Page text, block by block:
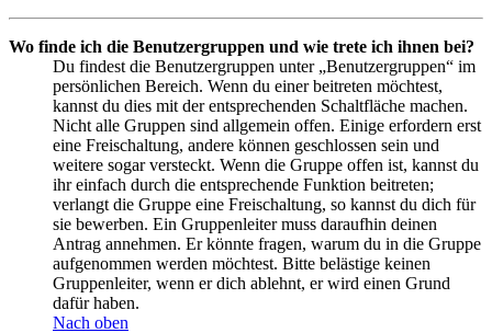
Wo finde ich die Benutzergruppen und wie trete ich ihnen bei?
Du findest die Benutzergruppen unter „Benutzergruppen“ im
persönlichen Bereich. Wenn du einer beitreten möchtest,
kannst du dies mit der entsprechenden Schaltfläche machen.
Nicht alle Gruppen sind allgemein offen. Einige erfordern erst
eine Freischaltung, andere können geschlossen sein und
weitere sogar versteckt. Wenn die Gruppe offen ist, kannst du
ihr einfach durch die entsprechende Funktion beitreten;
verlangt die Gruppe eine Freischaltung, so kannst du dich für
sie bewerben. Ein Gruppenleiter muss daraufhin deinen
Antrag annehmen. Er könnte fragen, warum du in die Gruppe
aufgenommen werden möchtest. Bitte belästige keinen
Gruppenleiter, wenn er dich ablehnt, er wird einen Grund
dafür haben.
Nach oben